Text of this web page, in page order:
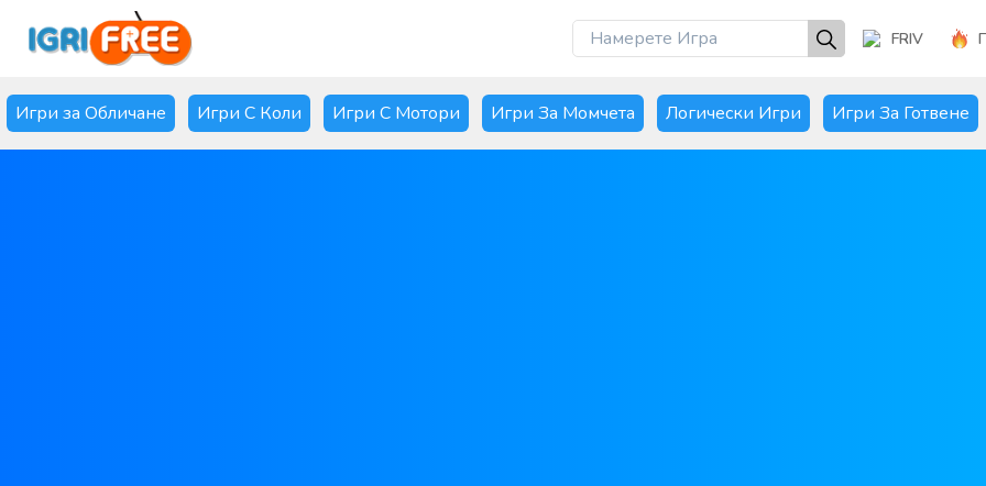
FRIV
Игри за Обличане Игри С Коли Игри С Мотори Игри За Момчета Логически Игри Игри За Готвене